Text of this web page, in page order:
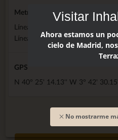
Metro
Línea 2 en la puerta del Hotel
Líneas 3, 5 y 10 a 5 minutos
GPS
N 40° 25' 14.13'' W 3° 42'
Visitar
Ahora estamos un
cielo de Madrid,
No mostrarme